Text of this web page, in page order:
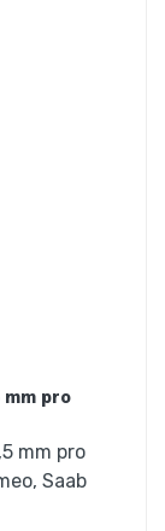
mm pro
mm pro
Saab